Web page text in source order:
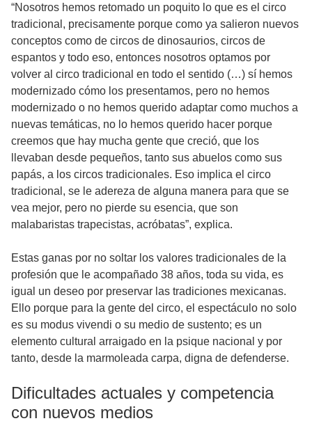
“Nosotros hemos retomado un poquito lo que es el circo
tradicional, precisamente porque como ya salieron nuevos
conceptos como de circos de dinosaurios, circos de
espantos y todo eso, entonces nosotros optamos por
volver al circo tradicional en todo el sentido (…) sí hemos
modernizado cómo los presentamos, pero no hemos
modernizado o no hemos querido adaptar como muchos a
nuevas temáticas, no lo hemos querido hacer porque
creemos que hay mucha gente que creció, que los
llevaban desde pequeños, tanto sus abuelos como sus
papás, a los circos tradicionales. Eso implica el circo
tradicional, se le adereza de alguna manera para que se
vea mejor, pero no pierde su esencia, que son
malabaristas trapecistas, acróbatas”, explica.
Estas ganas por no soltar los valores tradicionales de la
profesión que le acompañado 38 años, toda su vida, es
igual un deseo por preservar las tradiciones mexicanas.
Ello porque para la gente del circo, el espectáculo no solo
es su modus vivendi o su medio de sustento; es un
elemento cultural arraigado en la psique nacional y por
tanto, desde la marmoleada carpa, digna de defenderse.
Dificultades actuales y competencia
con nuevos medios